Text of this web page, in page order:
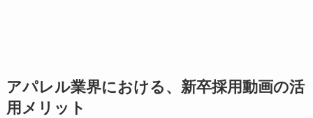
アパレル業界における、新卒採用動画の活
用メリット